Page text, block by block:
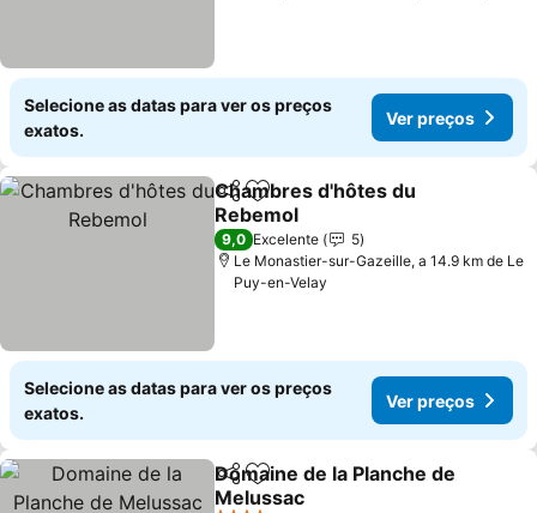
Selecione as datas para ver os preços
exatos.
Ver preços
PartilharAdicionar aos favoritos
Chambres d'hôtes du
Rebemol
9,0 Excelente
5
Le Monastier-sur-Gazeille, a 14.9 km de Le
Puy-en-Velay
Selecione as datas para ver os preços
exatos.
Ver preços
PartilharAdicionar aos favoritos
Domaine de la Planche de
Melussac